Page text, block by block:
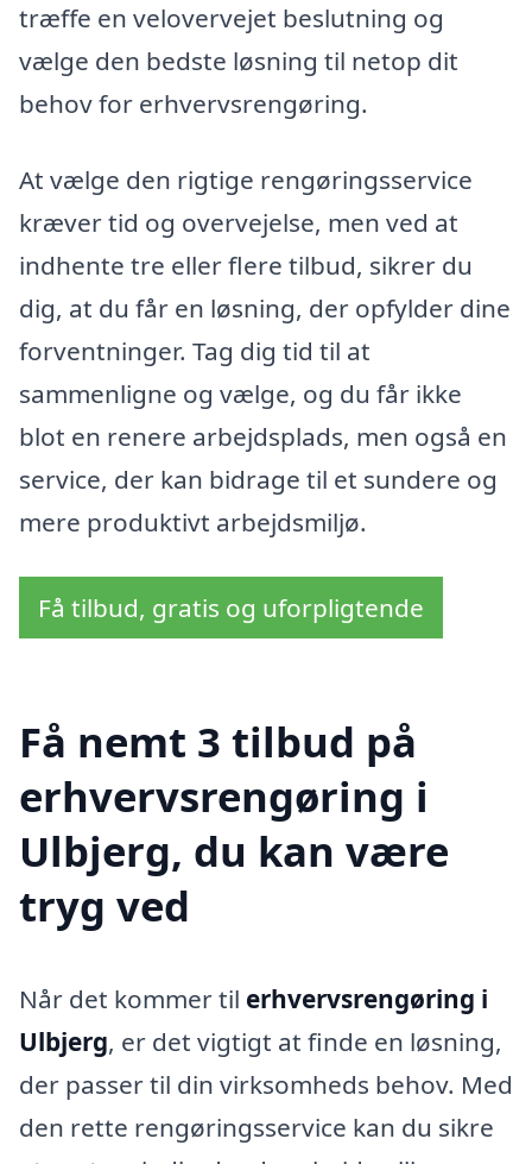
træffe en velovervejet beslutning og
vælge den bedste løsning til netop dit
behov for erhvervsrengøring.
At vælge den rigtige rengøringsservice
kræver tid og overvejelse, men ved at
indhente tre eller flere tilbud, sikrer du
dig, at du får en løsning, der opfylder dine
forventninger. Tag dig tid til at
sammenligne og vælge, og du får ikke
blot en renere arbejdsplads, men også en
service, der kan bidrage til et sundere og
mere produktivt arbejdsmiljø.
Få tilbud, gratis og uforpligtende
Få nemt 3 tilbud på
erhvervsrengøring i
Ulbjerg, du kan være
tryg ved
Når det kommer til erhvervsrengøring i
Ulbjerg, er det vigtigt at finde en løsning,
der passer til din virksomheds behov. Med
den rette rengøringsservice kan du sikre